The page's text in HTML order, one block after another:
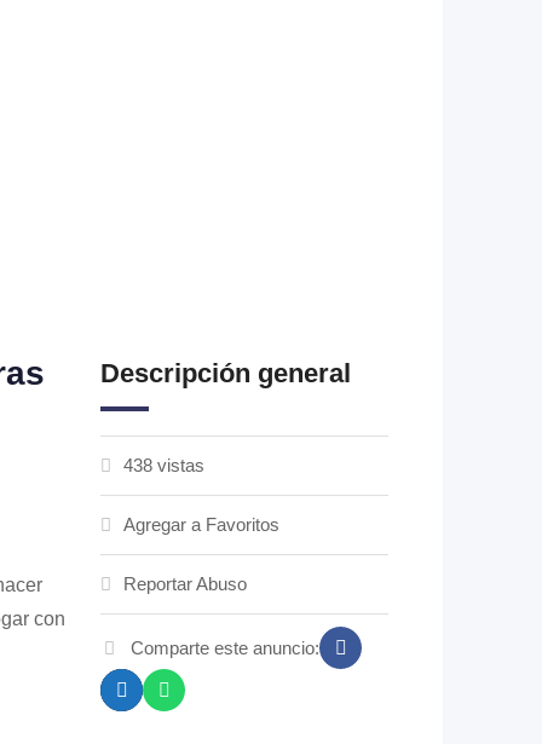
con
Descripción general
438 vistas
Agregar a Favoritos
Reportar Abuso
Comparte este anuncio: